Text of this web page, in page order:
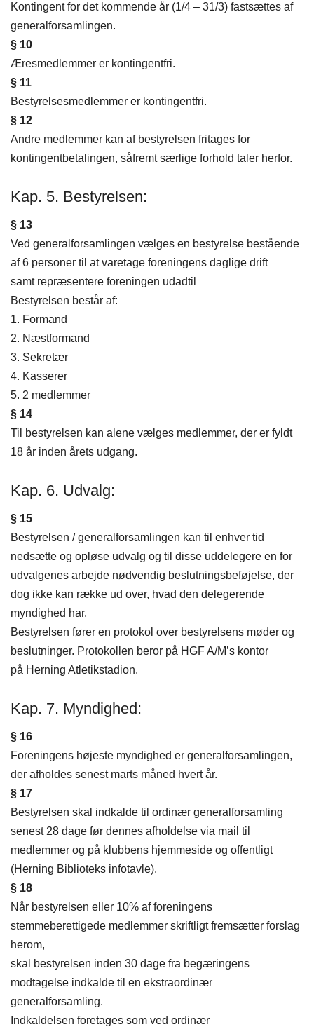
Kontingent for det kommende år (1/4 – 31/3) fastsættes af
generalforsamlingen.
§ 10
Æresmedlemmer er kontingentfri.
§ 11
Bestyrelsesmedlemmer er kontingentfri.
§ 12
Andre medlemmer kan af bestyrelsen fritages for
kontingentbetalingen, såfremt særlige forhold taler herfor.
Kap. 5. Bestyrelsen:
§ 13
Ved generalforsamlingen vælges en bestyrelse bestående
af 6 personer til at varetage foreningens daglige drift
samt repræsentere foreningen udadtil
Bestyrelsen består af:
1. Formand
2. Næstformand
3. Sekretær
4. Kasserer
5. 2 medlemmer
§ 14
Til bestyrelsen kan alene vælges medlemmer, der er fyldt
18 år inden årets udgang.
Kap. 6. Udvalg:
§ 15
Bestyrelsen / generalforsamlingen kan til enhver tid
nedsætte og opløse udvalg og til disse uddelegere en for
udvalgenes arbejde nødvendig beslutningsbeføjelse, der
dog ikke kan række ud over, hvad den delegerende
myndighed har.
Bestyrelsen fører en protokol over bestyrelsens møder og
beslutninger. Protokollen beror på HGF A/M’s kontor
på Herning Atletikstadion.
Kap. 7. Myndighed:
§ 16
Foreningens højeste myndighed er generalforsamlingen,
der afholdes senest marts måned hvert år.
§ 17
Bestyrelsen skal indkalde til ordinær generalforsamling
senest 28 dage før dennes afholdelse via mail til
medlemmer og på klubbens hjemmeside og offentligt
(Herning Biblioteks infotavle).
§ 18
Når bestyrelsen eller 10% af foreningens
stemmeberettigede medlemmer skriftligt fremsætter forslag
herom,
skal bestyrelsen inden 30 dage fra begæringens
modtagelse indkalde til en ekstraordinær
generalforsamling.
Indkaldelsen foretages som ved ordinær